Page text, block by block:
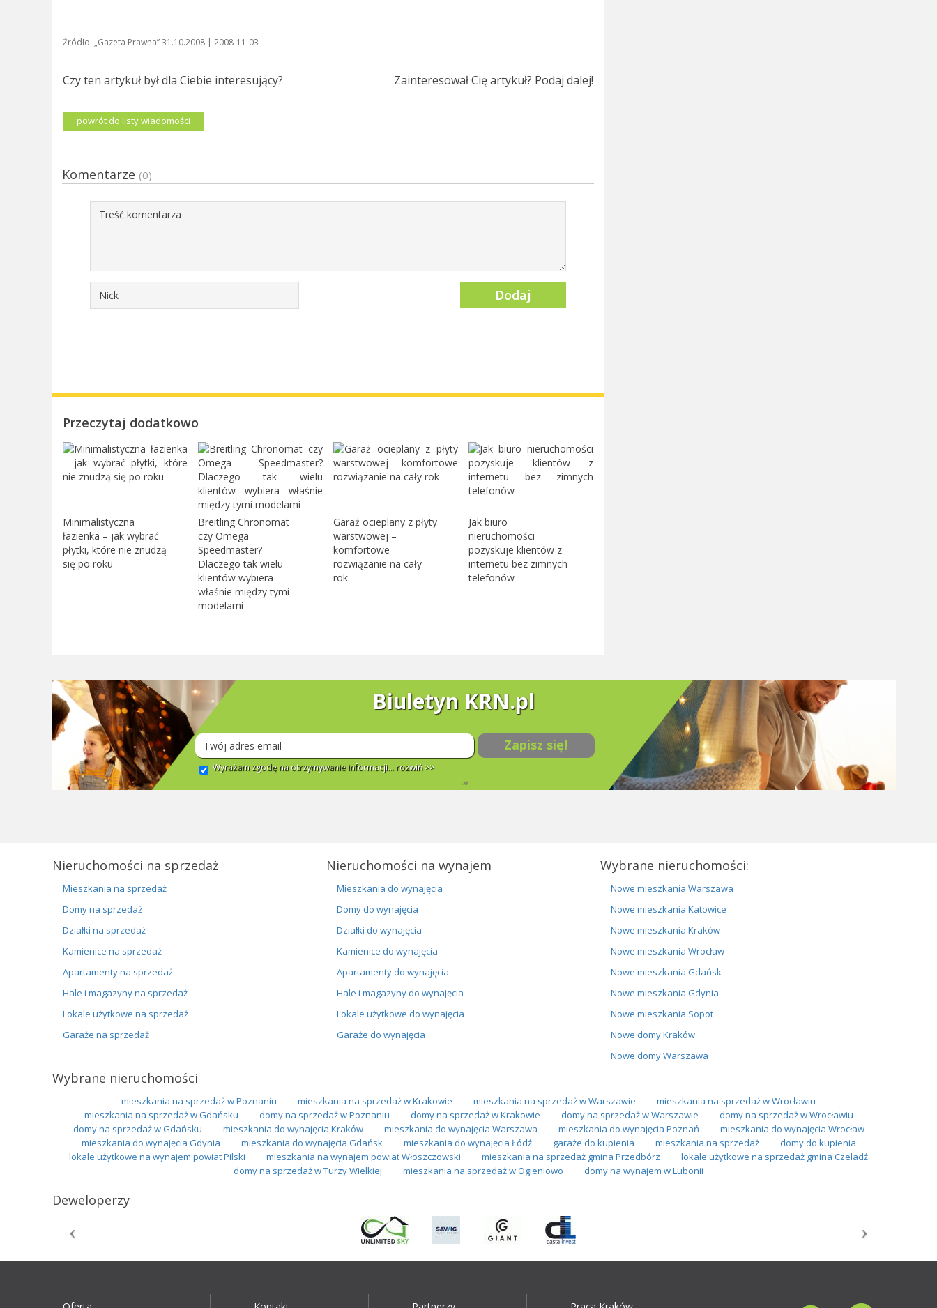
Źródło: „Gazeta Prawna” 31.10.2008 | 2008-11-03
Czy ten artykuł był dla Ciebie interesujący? Zainteresował Cię artykuł? Podaj dalej!
powrót do listy wiadomości
Komentarze (0)
Dodaj
Przeczytaj dodatkowo
Minimalistyczna
łazienka – jak wybrać
płytki, które nie znudzą
się po roku
Breitling Chronomat
czy Omega
Speedmaster?
Dlaczego tak wielu
klientów wybiera
właśnie między tymi
modelami
Garaż ocieplany z płyty
warstwowej –
komfortowe
rozwiązanie na cały
rok
Jak biuro
nieruchomości
pozyskuje klientów z
internetu bez zimnych
telefonów
Biuletyn KRN.pl
Zapisz się!
Wyrażam zgodę na otrzymywanie informacji... rozwiń >>
Nieruchomości na sprzedaż
Mieszkania na sprzedaż
Domy na sprzedaż
Działki na sprzedaż
Kamienice na sprzedaż
Apartamenty na sprzedaż
Hale i magazyny na sprzedaż
Lokale użytkowe na sprzedaż
Garaże na sprzedaż
Nieruchomości na wynajem
Mieszkania do wynajęcia
Domy do wynajęcia
Działki do wynajęcia
Kamienice do wynajęcia
Apartamenty do wynajęcia
Hale i magazyny do wynajęcia
Lokale użytkowe do wynajęcia
Garaże do wynajęcia
Wybrane nieruchomości:
Nowe mieszkania Warszawa
Nowe mieszkania Katowice
Nowe mieszkania Kraków
Nowe mieszkania Wrocław
Nowe mieszkania Gdańsk
Nowe mieszkania Gdynia
Nowe mieszkania Sopot
Nowe domy Kraków
Nowe domy Warszawa
Wybrane nieruchomości
mieszkania na sprzedaż w Poznaniu mieszkania na sprzedaż w Krakowie mieszkania na sprzedaż w Warszawie
mieszkania na sprzedaż w Wrocławiu
mieszkania na sprzedaż w Gdańsku
domy na sprzedaż w Poznaniu domy na sprzedaż w Krakowie domy na sprzedaż w Warszawie
domy na sprzedaż w Wrocławiu
domy na sprzedaż w Gdańsku
mieszkania do wynajęcia Kraków mieszkania do wynajęcia Warszawa mieszkania do wynajęcia Poznań
mieszkania do wynajęcia Wrocław
mieszkania do wynajęcia Gdynia
mieszkania do wynajęcia Gdańsk mieszkania do wynajęcia Łódź garaże do kupienia mieszkania na sprzedaż
domy do kupienia
lokale użytkowe na wynajem powiat Pilski
mieszkania na wynajem powiat Włoszczowski mieszkania na sprzedaż gmina Przedbórz
lokale użytkowe na sprzedaż gmina Czeladź
domy na sprzedaż w Turzy Wielkiej
mieszkania na sprzedaż w Ogieniowo domy na wynajem w Lubonii
Deweloperzy